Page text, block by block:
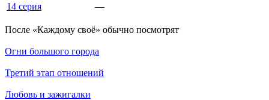
14 серия
—
По­сле «Каждому своё» обыч­но по­смот­рят
Огни большого города
Третий этап отношений
Любовь и зажигалки